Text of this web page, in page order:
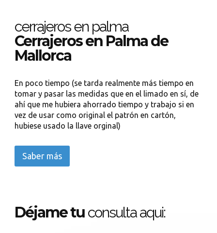
cerrajeros en palma
Cerrajeros en Palma de
Mallorca
En poco tiempo (se tarda realmente más tiempo en
tomar y pasar las medidas que en el limado en sí, de
ahí que me hubiera ahorrado tiempo y trabajo si en
vez de usar como original el patrón en cartón,
hubiese usado la llave orginal)
Saber más
Déjame tu consulta aqui: